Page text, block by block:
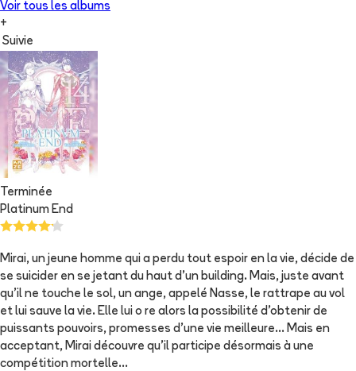
Voir tous les albums
+
Suivie
Terminée
Platinum End
Mirai, un jeune homme qui a perdu tout espoir en la vie, décide de
se suicider en se jetant du haut d’un building. Mais, juste avant
qu’il ne touche le sol, un ange, appelé Nasse, le rattrape au vol
et lui sauve la vie. Elle lui o re alors la possibilité d’obtenir de
puissants pouvoirs, promesses d’une vie meilleure... Mais en
acceptant, Mirai découvre qu’il participe désormais à une
compétition mortelle...